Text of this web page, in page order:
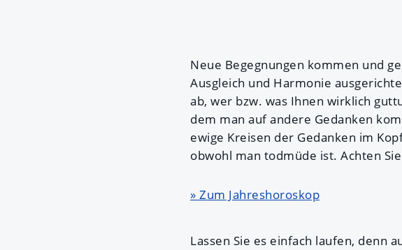
Neue Begegnungen kommen und
Ausgleich und Harmonie
ab, wer bzw. was Ihnen wirklich
dem man auf andere Gedanken
ewige Kreisen der Gedanken im
obwohl man todmüde ist. Achten
» Zum Jahreshoroskop
Lassen Sie es einfach laufen, denn